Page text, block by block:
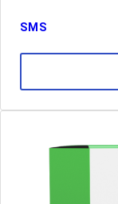
SMS